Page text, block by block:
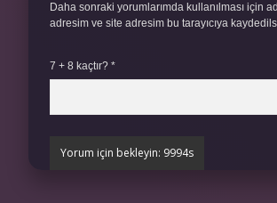
Daha sonraki yorumlarımda kullanılması için
adresim ve site adresim bu tarayıcıya
7 + 8 kaçtır? *